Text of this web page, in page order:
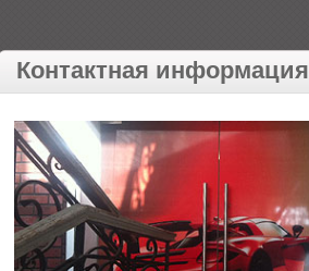
Контактная информация